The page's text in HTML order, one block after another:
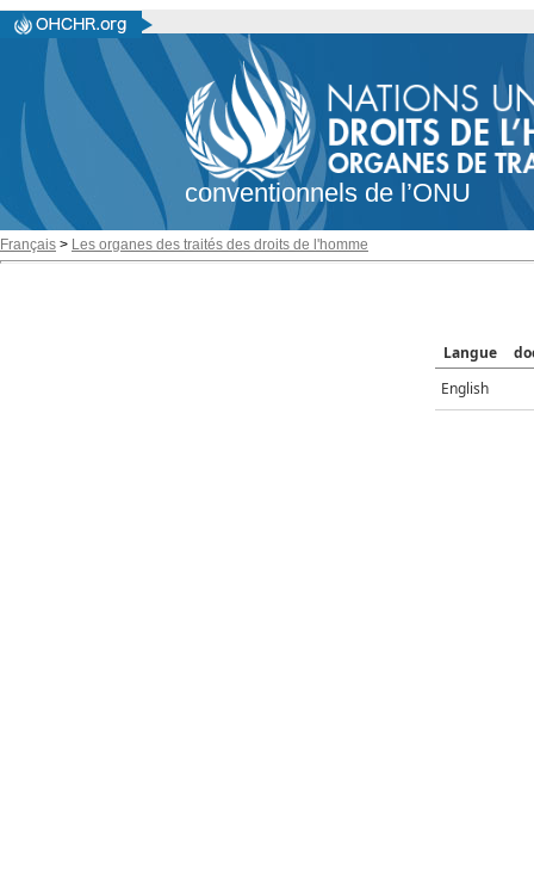
conventionnels de l’ONU
Français > Les organes des traités des droits de l'homme
Langue
English